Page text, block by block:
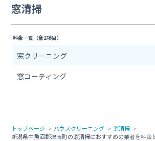
窓清掃
料金一覧（全2項目）
窓クリーニング
窓コーティング
トップページ ハウスクリーニング
窓清掃
新潟県中魚沼郡津南町の窓清掃におすすめの業者を料金